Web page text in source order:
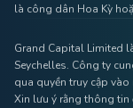
là công dân Hoa Kỳ
Grand Capital Limited
Seychelles. Công ty
qua quyền truy cập vào
Xin lưu ý rằng thông tin